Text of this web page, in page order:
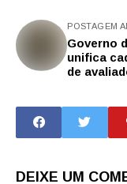
POSTAGEM
Governo
unifica
de
DEIXE UM